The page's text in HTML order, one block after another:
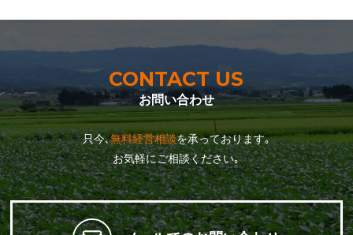
CONTACT US
お問い合わせ
只今､無料経営相談を承っております｡
お気軽にご相談ください｡